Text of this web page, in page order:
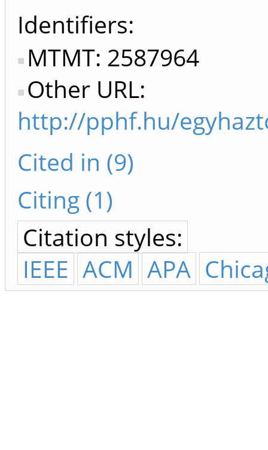
Identifiers
MTMT: 2587964
Other URL:
http://pphf.hu/
Cited in (9)
Citing (1)
Citation styles:
IEEE ACM APA